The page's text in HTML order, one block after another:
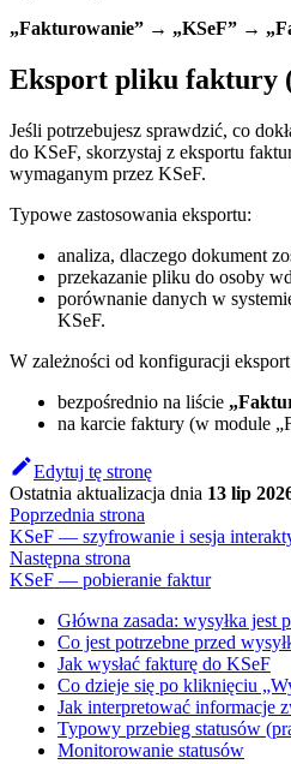
„Fakturowanie” → „KSeF” →
Eksport pliku faktury
Jeśli potrzebujesz sprawdzić, co
do KSeF, skorzystaj z eksportu
wymaganym przez KSeF.
Typowe zastosowania eksportu:
analiza, dlaczego dokument
przekazanie pliku do osoby
porównanie danych w
KSeF.
W zależności od konfiguracji
bezpośrednio na liście
na karcie faktury (w module
Edytuj tę stronę
Ostatnia aktualizacja dnia 13 lip
Poprzednia strona
KSeF — szyfrowanie i sesja
Następna strona
KSeF — pobieranie faktur
Główna zasada: wysyłka jest
Co jest potrzebne przed
Jak wysłać fakturę do KSeF
Co dzieje się po kliknięciu
Jak interpretować informacje
Typowy przebieg statusów
Monitorowanie statusów